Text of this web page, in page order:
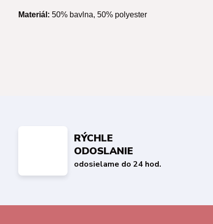
Materiál: 50% bavlna, 50% polyester
RÝCHLE
ODOSLANIE
odosielame do 24 hod.